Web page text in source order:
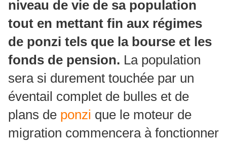
niveau de vie de sa population
tout en mettant fin aux régimes
de ponzi tels que la bourse et les
fonds de pension. La population
sera si durement touchée par un
éventail complet de bulles et de
plans de ponzi que le moteur de
migration commencera à fonctionner